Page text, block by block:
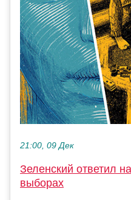
21:00, 09 Дек
Зеленский ответил
выборах